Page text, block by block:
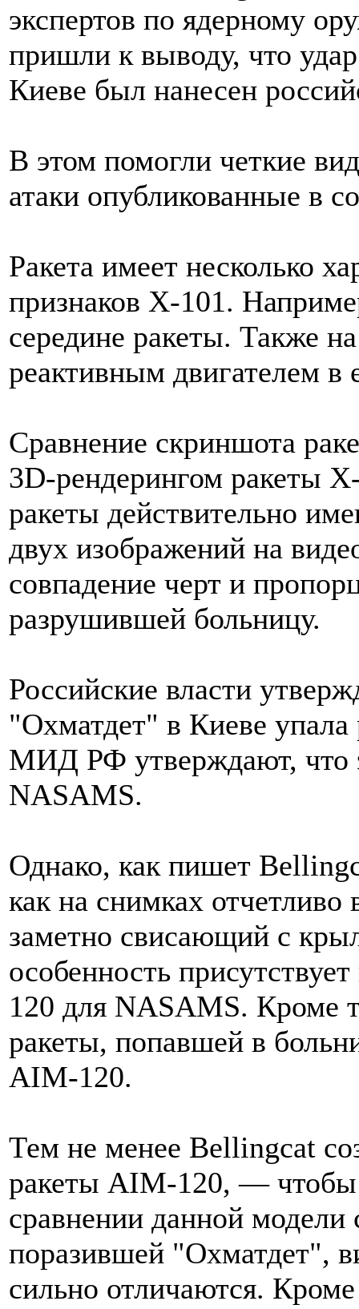
экспертов по ядерному
пришли к выводу, что
Киеве был нанесен
В этом помогли четкие
атаки опубликованные в
Ракета имеет несколько
признаков Х-101.
середине ракеты. Также
реактивным двигателем в
Сравнение скриншота
3D-рендерингом ракеты
ракеты действительно
двух изображений на
совпадение черт и
разрушившей больницу.
Российские власти
"Охматдет" в Киеве
МИД РФ утверждают, что
NASAMS.
Однако, как пишет
как на снимках отчетливо
заметно свисающий с
особенность
120 для NASAMS. Кроме
ракеты, попавшей в
AIM-120.
Тем не менее Bellingcat
ракеты AIM-120, — чтобы
сравнении данной
поразившей "Охматдет",
сильно отличаются.